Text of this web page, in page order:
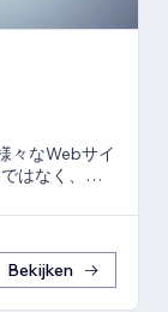
々なWebサイ
はなく、マ
Bekijken